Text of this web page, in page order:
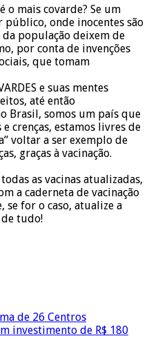
o mais covarde? Se um
onde inocentes são
população deixem de
por conta de invenções
que tomam
e suas mentes
até então
Brasil, somos um país que
crenças, estamos livres de
voltar a ser exemplo de
graças à vacinação.
as vacinas atualizadas,
a caderneta de vacinação
se for o caso, atualize a
de tudo!
de 26 Centros
investimento de R$ 180